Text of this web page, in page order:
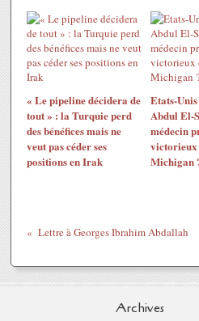
« Le pipeline décidera de
tout » : la Turquie perd
des bénéfices mais ne
veut pas céder ses
positions en Irak
Etats-
Abdul El-
médecin
victorieux
Michigan
Lettre à Georges Ibrahim Abdallah
Archives